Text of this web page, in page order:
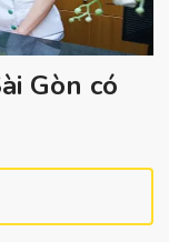
Gòn có